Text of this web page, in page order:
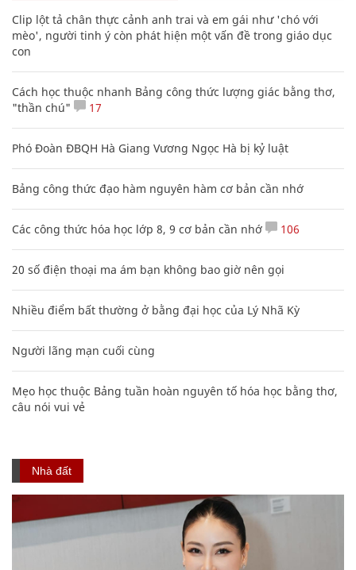
Clip lột tả chân thực cảnh anh trai và em gái như 'chó với
mèo', người tinh ý còn phát hiện một vấn đề trong giáo dục
con
Cách học thuộc nhanh Bảng công thức lượng giác bằng thơ,
"thần chú"
17
Phó Đoàn ĐBQH Hà Giang Vương Ngọc Hà bị kỷ luật
Bảng công thức đạo hàm nguyên hàm cơ bản cần nhớ
Các công thức hóa học lớp 8, 9 cơ bản cần nhớ 106
20 số điện thoại ma ám bạn không bao giờ nên gọi
Nhiều điểm bất thường ở bằng đại học của Lý Nhã Kỳ
Người lãng mạn cuối cùng
Mẹo học thuộc Bảng tuần hoàn nguyên tố hóa học bằng thơ,
câu nói vui vẻ
Nhà đất